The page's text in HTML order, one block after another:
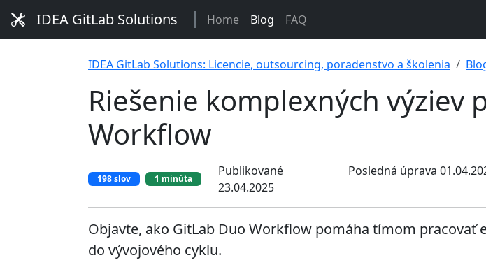
IDEA GitLab Solutions Home Blog FAQ
IDEA GitLab Solutions: Licencie, outsourcing, poradenstvo a školenia
Riešenie komplexných výziev
Workflow
198 slov 1 minúta
Publikované
23.04.2025
Posledná úprava
Objavte, ako GitLab Duo Workflow pomáha tímom pracovať
do vývojového cyklu.